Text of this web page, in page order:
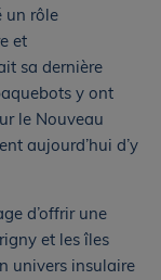
un rôle
et
sa dernière
y ont
le Nouveau
aujourd’hui d’y
d’offrir une
et les îles
univers insulaire